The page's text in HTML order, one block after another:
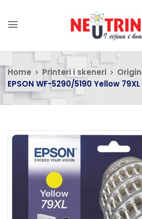
Home Printeri i skeneri
EPSON WF-5290/5190 Yellow 79XL